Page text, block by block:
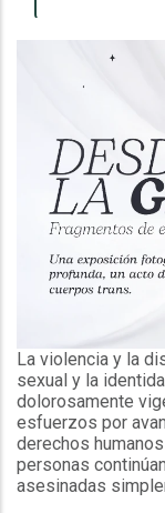
La violencia y la
sexual y la
dolorosamente
esfuerzos por
derechos
personas
asesinadas